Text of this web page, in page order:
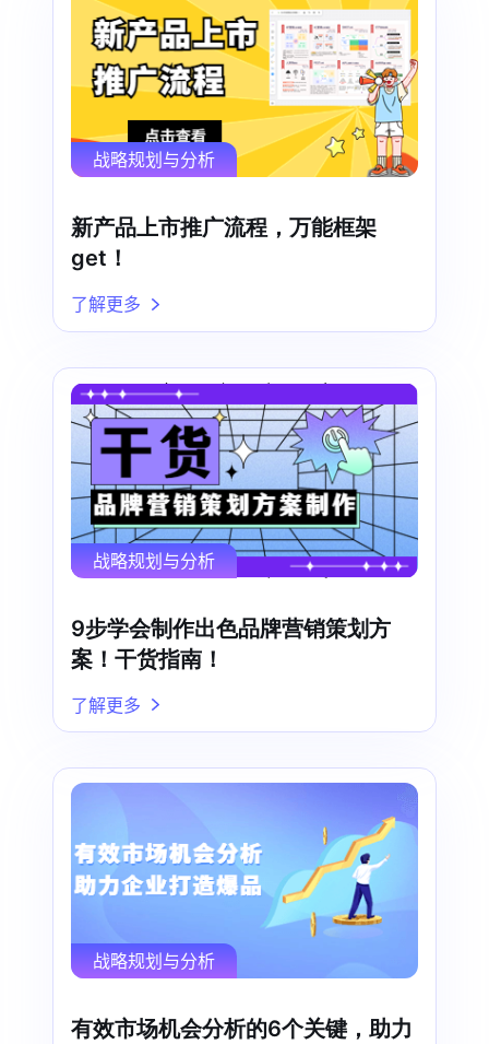
战略规划与分析
新产品上市推广流程，万能框架
get！
了解更多
战略规划与分析
9步学会制作出色品牌营销策划方
案！干货指南！
了解更多
战略规划与分析
有效市场机会分析的6个关键，助力